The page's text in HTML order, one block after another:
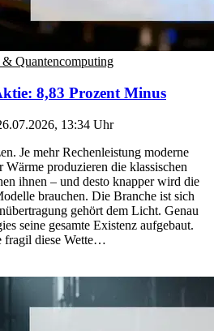
Quantencomputing
8,83 Prozent Minus
13:34 Uhr
Je mehr Rechenleistung moderne
produzieren die klassischen
ihnen – und desto knapper wird die
brauchen. Die Branche ist sich
gehört dem Licht. Genau
seine gesamte Existenz aufgebaut.
fragil diese Wette…